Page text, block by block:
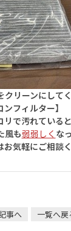
クリーンにして
ンフィルター】
リで汚れていると
風も弱弱しく な
お気軽にご相談
事へ 一覧へ戻